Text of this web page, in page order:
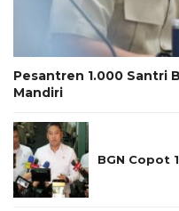
Pesantren 1.000 Santri
Mandiri
BGN Copot